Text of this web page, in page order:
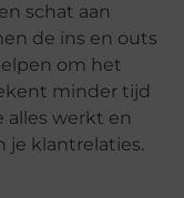
schat aan
de ins en outs
om het
minder tijd
alles werkt en
je klantrelaties.